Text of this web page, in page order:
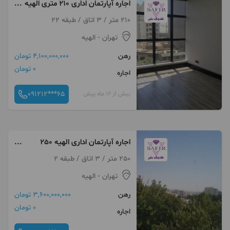
اجاره آپارتمان اداری 210 متری الهیه
مخصوص تمامی مشاغل210 متر / 3 اتاق / طبقه 22
تهران - الهیه
رهن
4,100,000,000 تومان
اجاره
0 تومان
بیش از 12 ماه پیش 091212***65
اجاره آپارتمان اداری الهیه 250
متری مناسب پزشکان
250 متر / 3 اتاق / طبقه 2
تهران - الهیه
رهن
3,600,000,000 تومان
اجاره
0 تومان